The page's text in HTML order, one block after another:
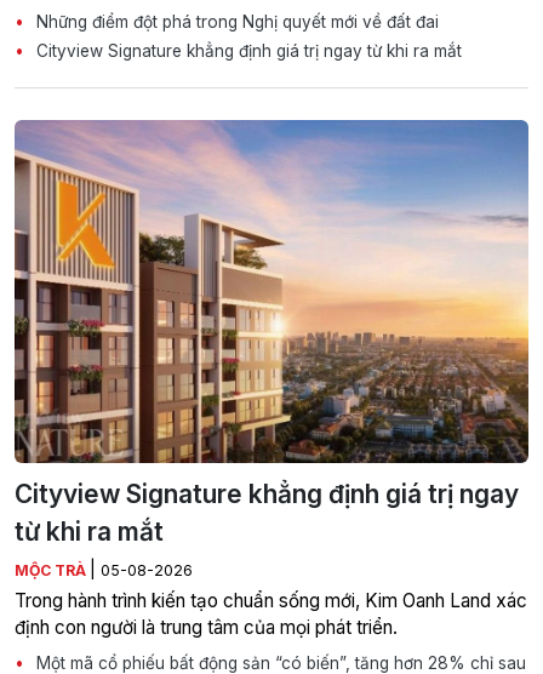
Những điểm đột phá trong Nghị quyết mới về đất đai
Cityview Signature khẳng định giá trị ngay từ khi ra mắt
Cityview Signature khẳng định giá trị ngay
từ khi ra mắt
MỘC TRÀ 05-08-2026
Trong hành trình kiến tạo chuẩn sống mới, Kim Oanh Land xác
định con người là trung tâm của mọi phát triển.
Một mã cổ phiếu bất động sản “có biến”, tăng hơn 28% chỉ sau